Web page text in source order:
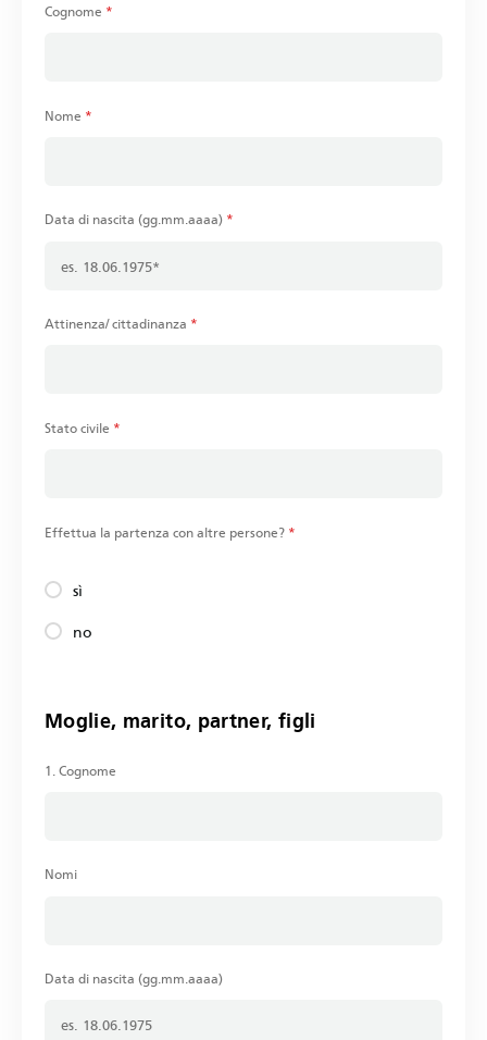
Cognome *
Nome *
Data di nascita (gg.mm.aaaa) *
Attinenza/ cittadinanza *
Stato civile *
Effettua la partenza con altre persone? *
sì
no
Moglie, marito, partner, figli
1. Cognome
Nomi
Data di nascita (gg.mm.aaaa)